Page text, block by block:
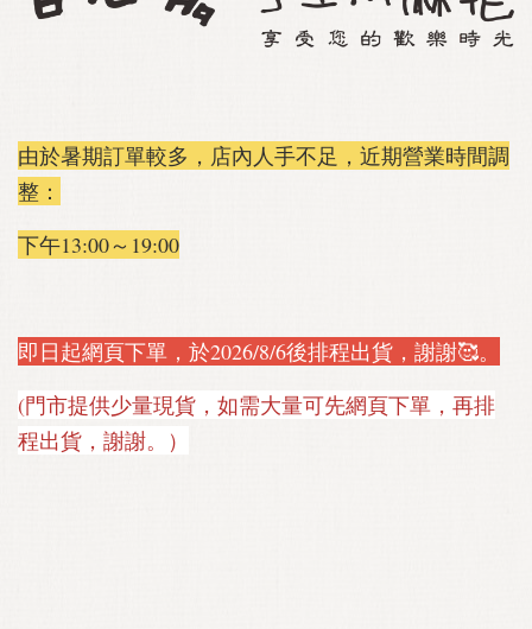
由於暑期訂單較多，店內人手不足，近期營業時間調
整：
下午13:00～19:00
即日起網頁下單，於2026/8/6後排程出貨，謝謝🥰。
(門市提供少量現貨，如需大量可先網頁下單，再排
程出貨，謝謝。）